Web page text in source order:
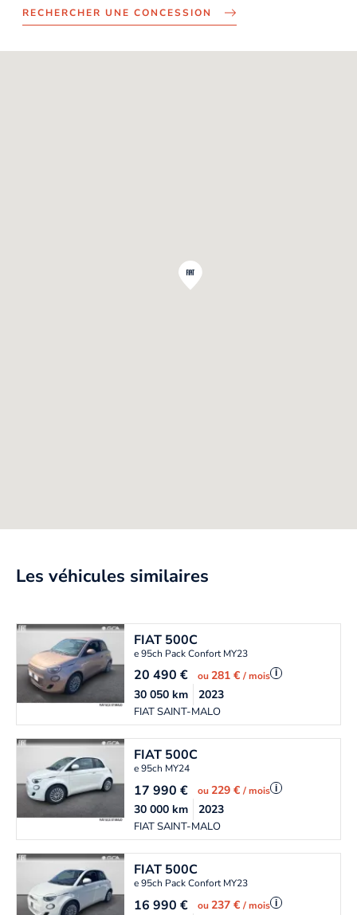
RECHERCHER UNE CONCESSION
Les véhicules similaires
FIAT 500C
e 95ch Pack Confort MY23
20 490€ ou281 €/ mois i
FIAT SAINT-MALO
30 050km 2023
FIAT 500C
e 95ch MY24
17 990€ ou229 €/ mois i
FIAT SAINT-MALO
30 000km 2023
FIAT 500C
e 95ch Pack Confort MY23
16 990€ ou237 €/ mois i